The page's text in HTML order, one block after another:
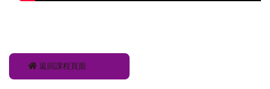
返回課程頁面